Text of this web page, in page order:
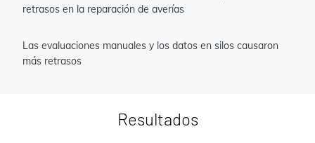
retrasos en la reparación de averías
Las evaluaciones manuales y los datos en silos causaron
más retrasos
Resultados